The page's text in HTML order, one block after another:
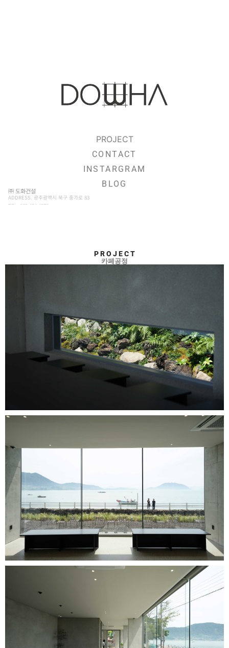
PROJECT
CONTACT
INSTARGRAM
BLOG
㈜ 도화건설
ADDRESS. 광주광역시 북구 중가로 83
TEL. 062 454 4278
P R O J E C T
카페공정